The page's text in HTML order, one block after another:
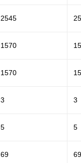
2545
1570
1570
3 3
5 5
69